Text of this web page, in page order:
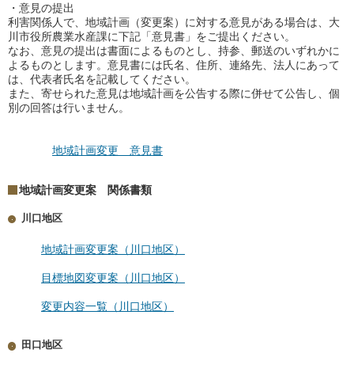
・意見の提出
利害関係人で、地域計画（変更案）に対する意見がある場合は、大
川市役所農業水産課に下記「意見書」をご提出ください。
なお、意見の提出は書面によるものとし、持参、郵送のいずれかに
よるものとします。意見書には氏名、住所、連絡先、法人にあって
は、代表者氏名を記載してください。
また、寄せられた意見は地域計画を公告する際に併せて公告し、個
別の回答は行いません。
地域計画変更 意見書
地域計画変更案 関係書類
川口地区
地域計画変更案（川口地区）
目標地図変更案（川口地区）
変更内容一覧（川口地区）
田口地区